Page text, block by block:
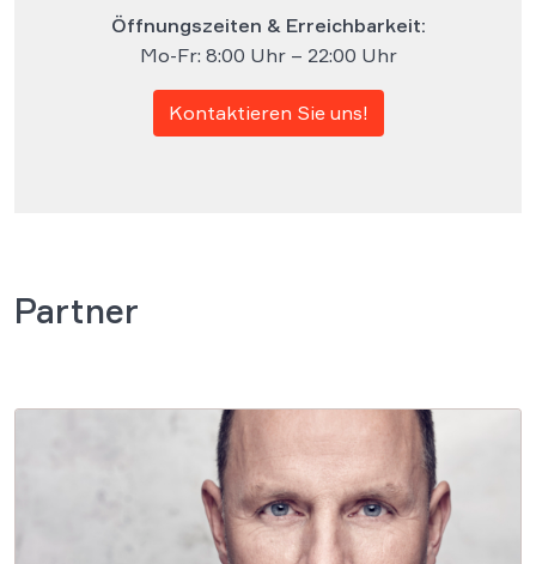
Öffnungszeiten & Erreichbarkeit:
Mo-Fr: 8:00 Uhr – 22:00 Uhr
Kontaktieren Sie uns!
Partner